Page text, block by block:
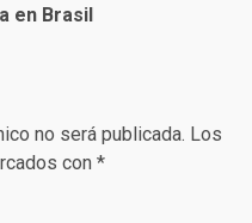
en Brasil
no será publicada. Los
con *